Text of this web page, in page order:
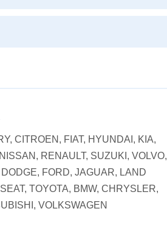
CITROEN, FIAT, HYUNDAI, KIA,
RENAULT, SUZUKI, VOLVO,
FORD, JAGUAR, LAND
TOYOTA, BMW, CHRYSLER,
VOLKSWAGEN